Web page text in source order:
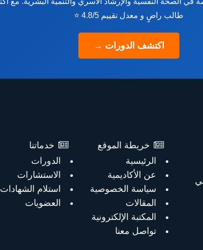
طالب راضٍ و معدل تقييم 4.8/5 ⭐
اكتشف الدورات →
خريطة الموقع
الرئيسية
عن الأكاديمية
سياسة الخصوصية
المقالات
المكتبة الإلكترونية
تواصل معنا
خدماتنا
الدورات
الاستشارات
استلام الشهادات
العضويات